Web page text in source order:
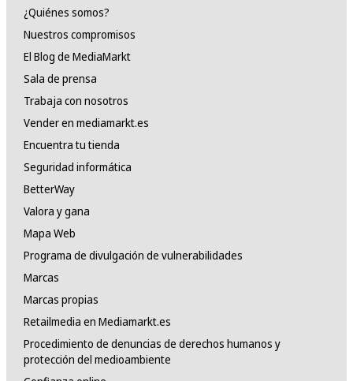
¿Quiénes somos?
Nuestros compromisos
El Blog de MediaMarkt
Sala de prensa
Trabaja con nosotros
Vender en mediamarkt.es
Encuentra tu tienda
Seguridad informática
BetterWay
Valora y gana
Mapa Web
Programa de divulgación de vulnerabilidades
Marcas
Marcas propias
Retailmedia en Mediamarkt.es
Procedimiento de denuncias de derechos humanos y
protección del medioambiente